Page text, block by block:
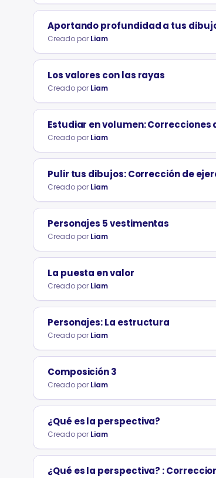
Aportando profundidad a tus
Creado por Liam
Los valores con las rayas
Creado por Liam
Estudiar en volumen: Correcciones
Creado por Liam
Pulir tus dibujos: Corrección de
Creado por Liam
Personajes 5 vestimentas
Creado por Liam
La puesta en valor
Creado por Liam
Personajes: La estructura
Creado por Liam
Composición 3
Creado por Liam
¿Qué es la perspectiva?
Creado por Liam
¿Qué es la perspectiva? :